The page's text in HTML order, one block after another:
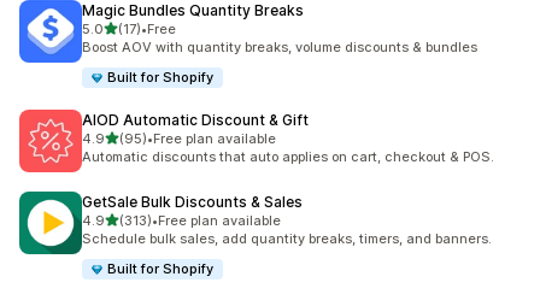
Magic Bundles Quantity Breaks
5.05つ星中
(17)
合計レビュー数：17件
•Free
Boost AOV with quantity breaks, volume discounts & bundles
Built for Shopify
AIOD Automatic Discount & Gift
4.95つ星中
(95)
合計レビュー数：95件
•Free plan available
Automatic discounts that auto applies on cart, checkout & POS.
GetSale Bulk Discounts & Sales
4.95つ星中
(313)
合計レビュー数：313件
•Free plan available
Schedule bulk sales, add quantity breaks, timers, and banners.
Built for Shopify